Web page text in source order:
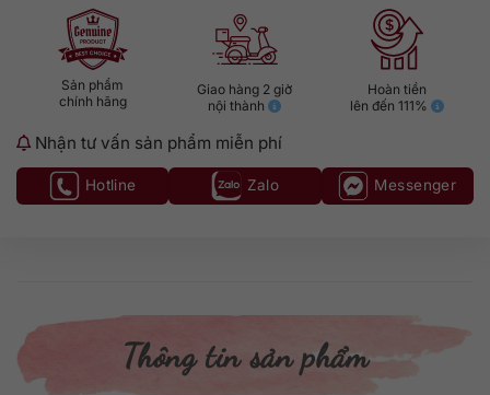
Sản phẩm
chính hãng
Giao hàng 2 giờ
nội thành
Hoàn tiền
lên đến 111%
Nhận tư vấn sản phẩm miễn phí
Hotline Zalo Messenger
Thông tin sản phẩm